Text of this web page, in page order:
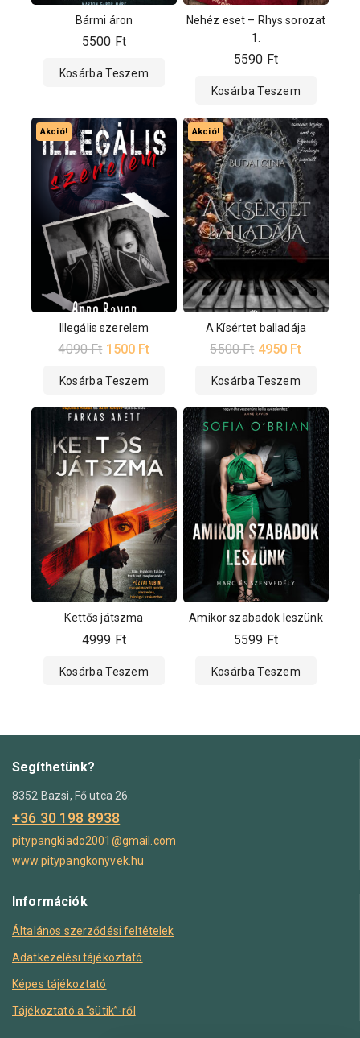
Bármi áron
5500 Ft
Kosárba Teszem
Nehéz eset – Rhys sorozat
1.
5590 Ft
Kosárba Teszem
Akció!
Illegális szerelem
4090Ft 1500 Ft
Kosárba Teszem
Akció!
A Kísértet balladája
5500Ft 4950 Ft
Kosárba Teszem
Kettős játszma
4999 Ft
Kosárba Teszem
Amikor szabadok leszünk
5599 Ft
Kosárba Teszem
Segíthetünk?
8352 Bazsi, Fő utca 26.
+36 30 198 8938
pitypangkiado2001@gmail.com
www.pitypangkonyvek.hu
Információk
Általános szerződési feltételek
Adatkezelési tájékoztató
Képes tájékoztató
Tájékoztató a “sütik”-ről